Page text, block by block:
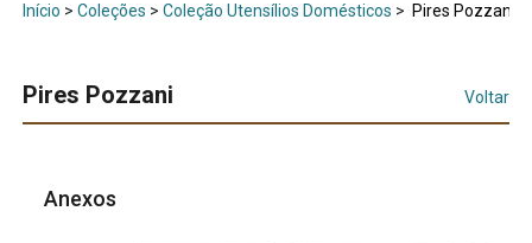
Início > Coleções > Coleção Utensílios Domésticos > Pires Pozzani
Pires Pozzani Voltar
Anexos